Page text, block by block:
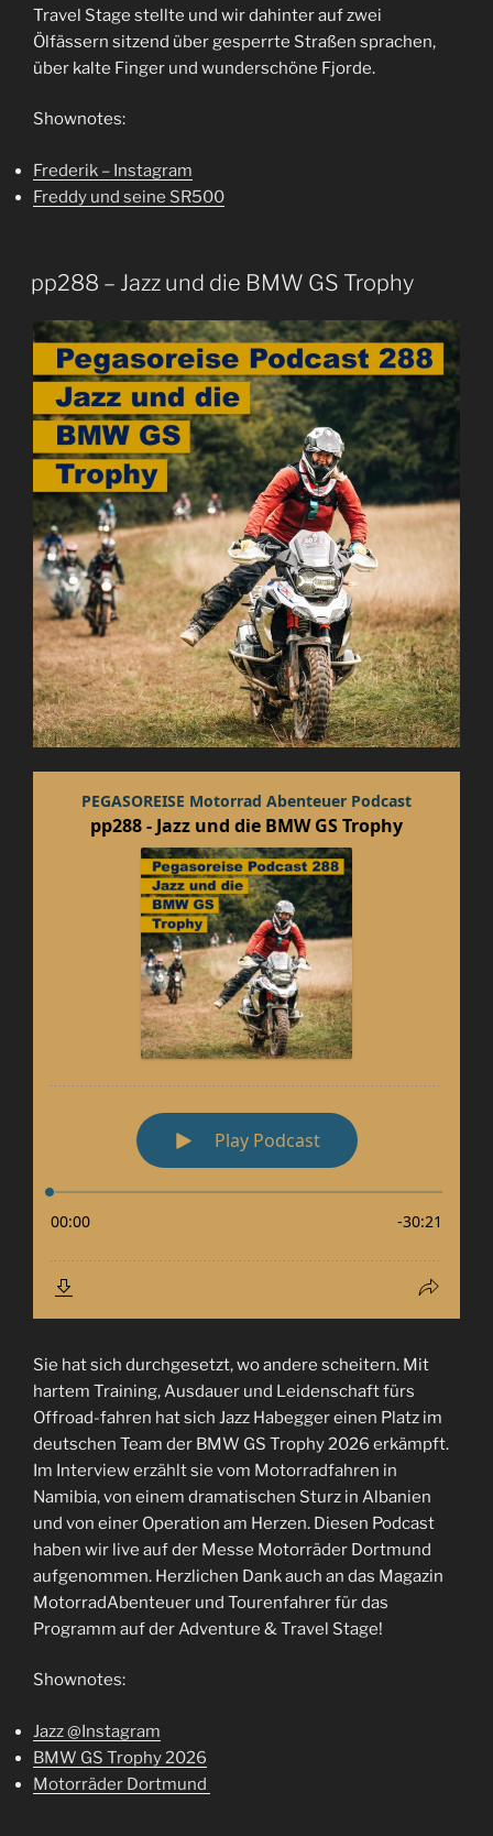
Travel Stage stellte und wir dahinter auf zwei
Ölfässern sitzend über gesperrte Straßen sprachen,
über kalte Finger und wunderschöne Fjorde.
Shownotes:
Frederik – Instagram
Freddy und seine SR500
pp288 – Jazz und die BMW GS Trophy
Sie hat sich durchgesetzt, wo andere scheitern. Mit
hartem Training, Ausdauer und Leidenschaft fürs
Offroad-fahren hat sich Jazz Habegger einen Platz im
deutschen Team der BMW GS Trophy 2026 erkämpft.
Im Interview erzählt sie vom Motorradfahren in
Namibia, von einem dramatischen Sturz in Albanien
und von einer Operation am Herzen. Diesen Podcast
haben wir live auf der Messe Motorräder Dortmund
aufgenommen. Herzlichen Dank auch an das Magazin
MotorradAbenteuer und Tourenfahrer für das
Programm auf der Adventure & Travel Stage!
Shownotes:
Jazz @Instagram
BMW GS Trophy 2026
Motorräder Dortmund